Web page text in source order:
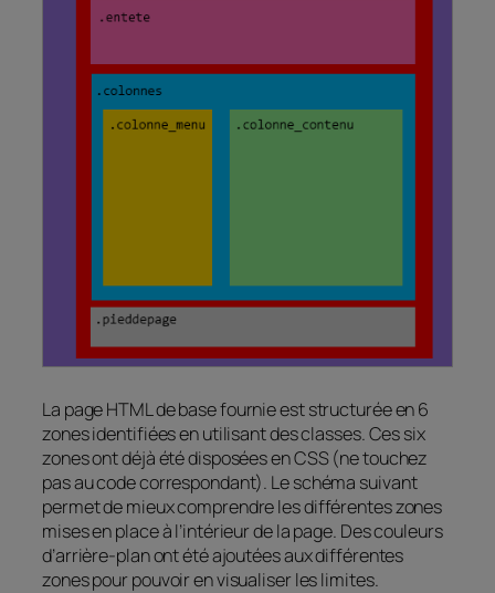
La page HTML de base fournie est structurée en 6
zones identifiées en utilisant des classes. Ces six
zones ont déjà été disposées en CSS (ne touchez
pas au code correspondant). Le schéma suivant
permet de mieux comprendre les différentes zones
mises en place à l’intérieur de la page. Des couleurs
d’arrière-plan ont été ajoutées aux différentes
zones pour pouvoir en visualiser les limites.